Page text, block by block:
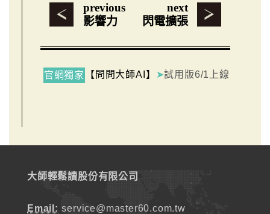
previous
影響力
next
閃電擴張
官網獨家 【問問大師AI】 ➤試用版6/1上線
大師輕鬆讀股份有限公司
Email: service@master60.com.tw